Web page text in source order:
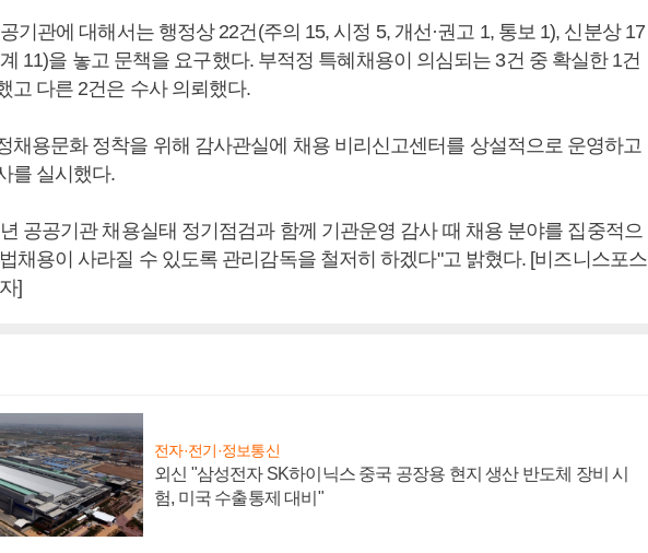
기관에 대해서는 행정상 22건(주의 15, 시정 5, 개선·권고 1, 통보 1), 신분상 17
11)을 놓고 문책을 요구했다. 부적정 특혜채용이 의심되는 3건 중 확실한 1건
고 다른 2건은 수사 의뢰했다.
채용문화 정착을 위해 감사관실에 채용 비리신고센터를 상설적으로 운영하고
를 실시했다.
공공기관 채용실태 정기점검과 함께 기관운영 감사 때 채용 분야를 집중적으
채용이 사라질 수 있도록 관리감독을 철저히 하겠다"고 밝혔다. [비즈니스포스
]
전자·전기·정보통신
외신 "삼성전자 SK하이닉스 중국 공장용 현지 생산 반도체 장비 시
험, 미국 수출통제 대비"